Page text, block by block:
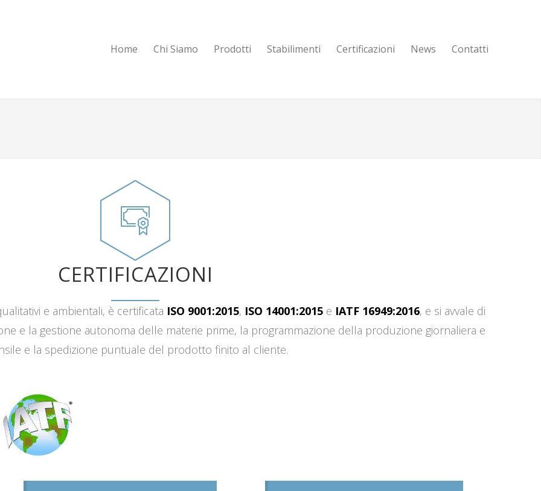
Home Chi Siamo Prodotti Stabilimenti Certificazioni News Contatti
CERTIFICAZIONI
e ambientali, è certificata ISO 9001:2015, ISO 14001:2015 e IATF 16949:2016, e si avvale di
e la gestione autonoma delle materie prime, la programmazione della produzione giornaliera e
e la spedizione puntuale del prodotto finito al cliente.